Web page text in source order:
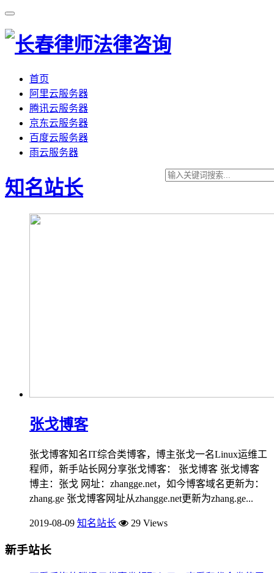
首页
阿里云服务器
腾讯云服务器
京东云服务器
百度云服务器
雨云服务器
知名站长
张戈博客
张戈博客知名IT综合类博客，博主张戈一名Linux运维工
程师，新手站长网分享张戈博客： 张戈博客 张戈博客
博主：张戈 网址：zhangge.net，如今博客域名更新为：
zhang.ge 张戈博客网址从zhangge.net更新为zhang.ge...
2019-08-09 知名站长 29 Views
新手站长